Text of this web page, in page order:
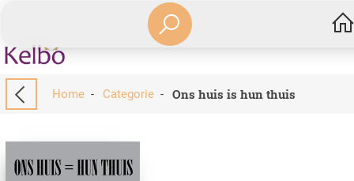
Home- Categorie- Ons huis is hun thuis